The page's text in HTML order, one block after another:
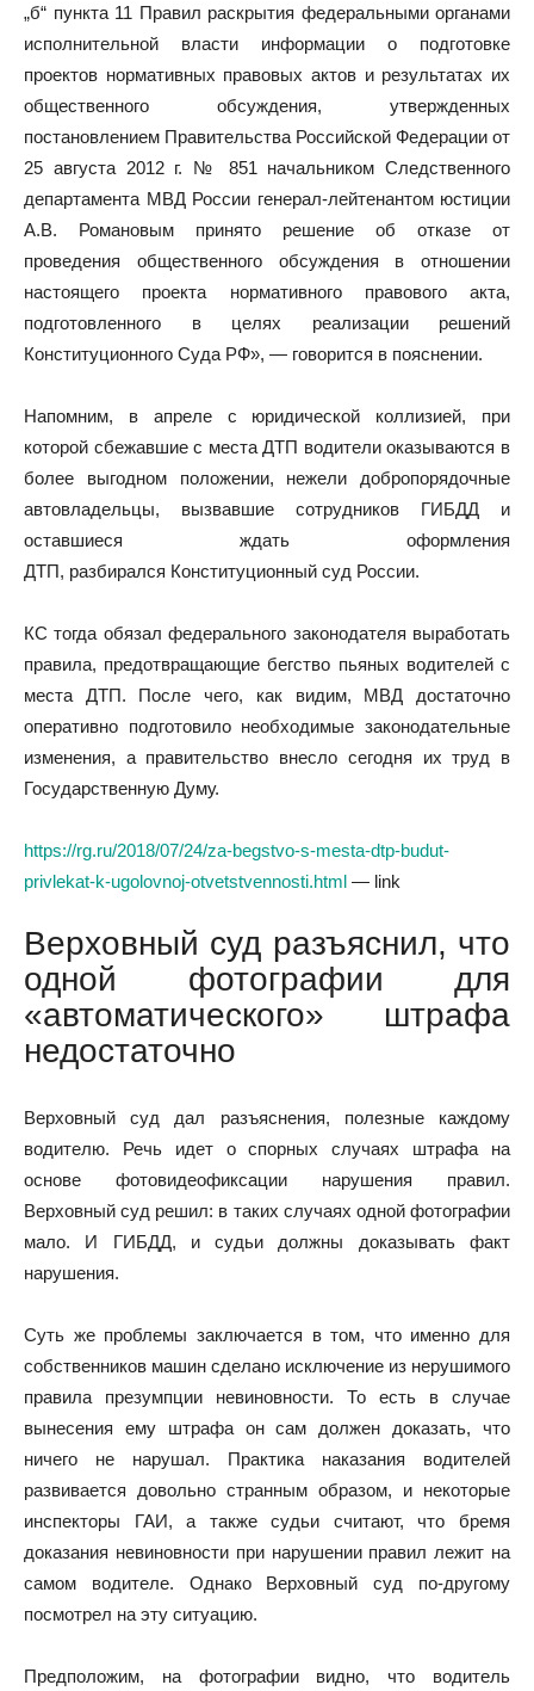
„б“ пункта 11 Правил раскрытия федеральными органами
исполнительной власти информации о подготовке
проектов нормативных правовых актов и результатах их
общественного обсуждения, утвержденных
постановлением Правительства Российской Федерации от
25 августа 2012 г. № 851 начальником Следственного
департамента МВД России генерал-лейтенантом юстиции
А.В. Романовым принято решение об отказе от
проведения общественного обсуждения в отношении
настоящего проекта нормативного правового акта,
подготовленного в целях реализации решений
Конституционного Суда РФ», — говорится в пояснении.
Напомним, в апреле с юридической коллизией, при
которой сбежавшие с места ДТП водители оказываются в
более выгодном положении, нежели добропорядочные
автовладельцы, вызвавшие сотрудников ГИБДД и
оставшиеся ждать оформления
ДТП, разбирался Конституционный суд России.
КС тогда обязал федерального законодателя выработать
правила, предотвращающие бегство пьяных водителей с
места ДТП. После чего, как видим, МВД достаточно
оперативно подготовило необходимые законодательные
изменения, а правительство внесло сегодня их труд в
Государственную Думу.
https://rg.ru/2018/07/24/za-begstvo-s-mesta-dtp-budut-
privlekat-k-ugolovnoj-otvetstvennosti.html — link
Верховный суд разъяснил, что
одной фотографии для
«автоматического» штрафа
недостаточно
Верховный суд дал разъяснения, полезные каждому
водителю. Речь идет о спорных случаях штрафа на
основе фотовидеофиксации нарушения правил.
Верховный суд решил: в таких случаях одной фотографии
мало. И ГИБДД, и судьи должны доказывать факт
нарушения.
Суть же проблемы заключается в том, что именно для
собственников машин сделано исключение из нерушимого
правила презумпции невиновности. То есть в случае
вынесения ему штрафа он сам должен доказать, что
ничего не нарушал. Практика наказания водителей
развивается довольно странным образом, и некоторые
инспекторы ГАИ, а также судьи считают, что бремя
доказания невиновности при нарушении правил лежит на
самом водителе. Однако Верховный суд по-другому
посмотрел на эту ситуацию.
Предположим, на фотографии видно, что водитель